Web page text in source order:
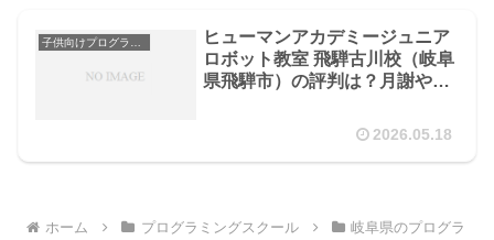
ヒューマンアカデミージュニア
ロボット教室 飛騨古川校（岐阜
県飛騨市）の評判は？月謝やカ
2026.05.18
ホーム プログラミングスクール
岐阜県のプログラ